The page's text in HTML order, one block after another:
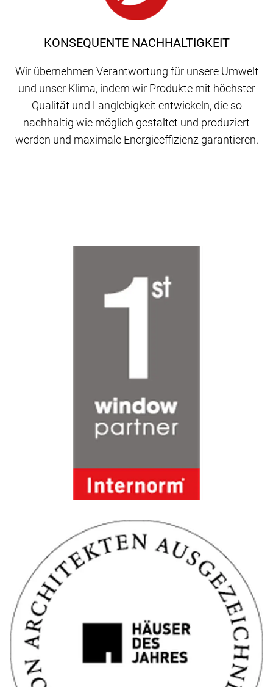
KONSEQUENTE NACHHALTIGKEIT
Wir übernehmen Verantwortung für unsere Umwelt
und unser Klima, indem wir Produkte mit höchster
Qualität und Langlebigkeit entwickeln, die so
nachhaltig wie möglich gestaltet und produziert
werden und maximale Energieeffizienz garantieren.